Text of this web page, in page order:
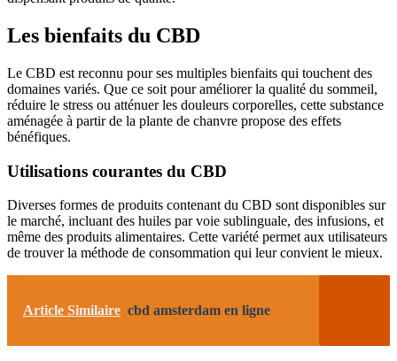
Les bienfaits du CBD
Le CBD est reconnu pour ses multiples bienfaits qui touchent des
domaines variés. Que ce soit pour améliorer la qualité du sommeil,
réduire le stress ou atténuer les douleurs corporelles, cette substance
aménagée à partir de la plante de chanvre propose des effets
bénéfiques.
Utilisations courantes du CBD
Diverses formes de produits contenant du CBD sont disponibles sur
le marché, incluant des huiles par voie sublinguale, des infusions, et
même des produits alimentaires. Cette variété permet aux utilisateurs
de trouver la méthode de consommation qui leur convient le mieux.
Article Similaire cbd amsterdam en ligne